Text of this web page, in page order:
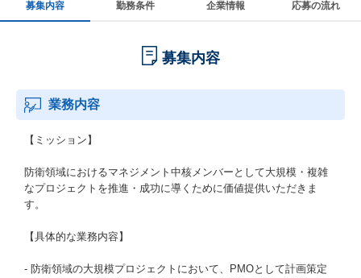
募集内容 勤務条件 企業情報 応募の流れ
募集内容
業務内容
【ミッション】
防衛領域におけるマネジメント中核メンバーとして大規模・複雑
なプロジェクトを推進・成功に導くために価値提供いただきま
す。
【具体的な業務内容】
- 防衛領域の大規模プロジェクトにおいて、PMOとして計画策定